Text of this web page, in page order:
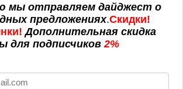
с логотипом
упаковка
мы отправляем дайджест о
предложениях.Скидки!
Дополнительная скидка
для подписчиков 2%